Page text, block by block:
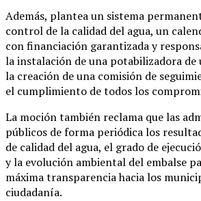
Además, plantea un sistema
control de la calidad del agua, un
con financiación garantizada y
la instalación de una potabilizadora
la creación de una comisión de
el cumplimiento de todos los
La moción también reclama que las
públicos de forma periódica los
de calidad del agua, el grado de
y la evolución ambiental del embalse
máxima transparencia hacia los
ciudadanía.